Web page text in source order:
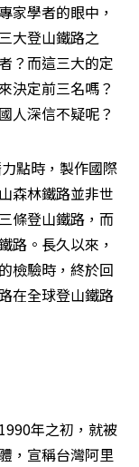
家學者的眼中，
大登山鐵路之
？而這三大的定
決定前三名嗎？
人深信不疑呢？
點時，製作國際
森林鐵路並非世
條登山鐵路，而
路。長久以來，
檢驗時，終於回
在全球登山鐵路
年之初，就被
，宣稱台灣阿里